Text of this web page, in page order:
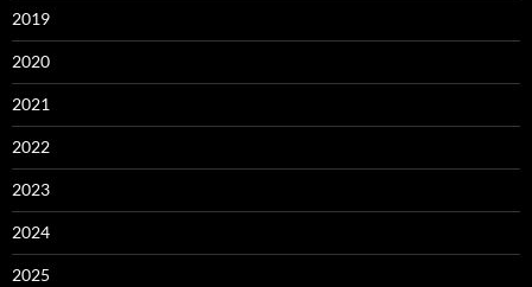
2019
2020
2021
2022
2023
2024
2025